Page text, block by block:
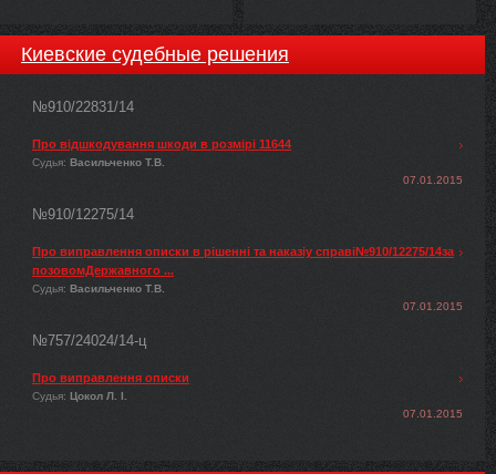
Киевские судебные решения
№910/22831/14
Про відшкодування шкоди в розмірі 11644
Судья: Васильченко Т.В.
07.01.2015
№910/12275/14
Про виправлення описки в рішенні та наказіу справі№910/12275/14за
позовомДержавного ...
Судья: Васильченко Т.В.
07.01.2015
№757/24024/14-ц
Про виправлення описки
Судья: Цокол Л. І.
07.01.2015